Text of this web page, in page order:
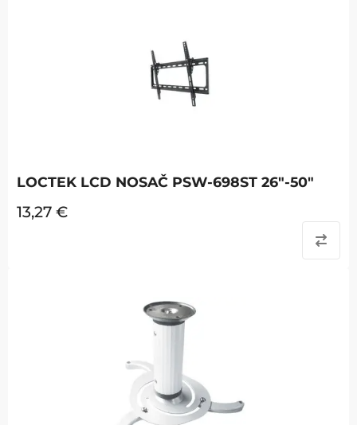
LOCTEK LCD NOSAČ PSW-698ST 26"-50"
13,27 €